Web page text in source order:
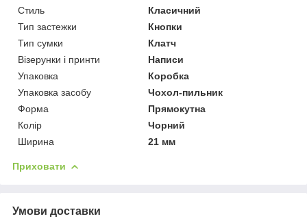
Стиль
Класичний
Тип застежки
Кнопки
Тип сумки
Клатч
Візерунки і принти
Написи
Упаковка
Коробка
Упаковка засобу
Чохол-пильник
Форма
Прямокутна
Колір
Чорний
Ширина
21 мм
Приховати
Умови доставки